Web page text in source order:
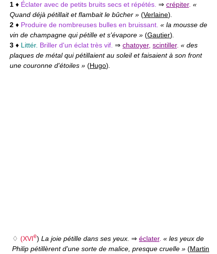
1 ♦ Éclater avec de petits bruits secs et répétés. ⇒ crépiter. «
Quand déjà pétillait et flambait le bûcher » (Verlaine)
2 ♦ Produire de nombreuses bulles en bruissant. « la mousse de
vin de champagne qui pétille et s'évapore » (Gautier)
3 ♦ Littér. Briller d'un éclat très vif. ⇒ chatoyer, scintiller. « des
plaques de métal qui pétillaient au soleil et faisaient à son front
une couronne d'étoiles » (Hugo)
♢ (XVIe) La joie pétille dans ses yeux. ⇒ éclater. « les yeux de
Philip pétillèrent d'une sorte de malice, presque cruelle » (Martin